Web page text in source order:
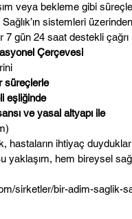
veya bekleme gibi
sistemleri
gün 24 saat destekli çağrı
Çerçevesi
süreçlerle
eşliğinde
ve yasal altyapı ile
)
hastaların ihtiyaç
yaklaşım, hem bireysel
sirketler/bir-adim-saglik-